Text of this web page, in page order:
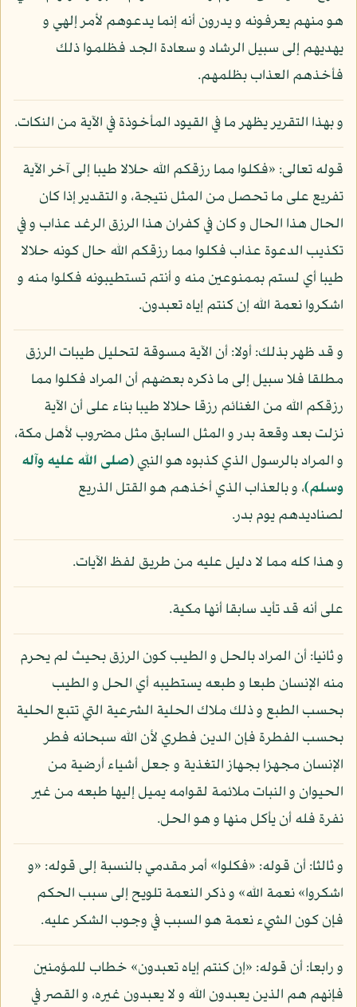
هو منهم يعرفونه و يدرون أنه إنما يدعوهم لأمر إلهي و
يهديهم إلى سبيل الرشاد و سعادة الجد فظلموا ذلك
فأخذهم العذاب بظلمهم.
و بهذا التقرير يظهر ما في القيود المأخوذة في الآية من النكات.
قوله تعالى: «فكلوا مما رزقكم الله حلالا طيبا إلى آخر الآية
تفريع على ما تحصل من المثل نتيجة، و التقدير إذا كان
الحال هذا الحال و كان في كفران هذا الرزق الرغد عذاب و في
تكذيب الدعوة عذاب فكلوا مما رزقكم الله حال كونه حلالا
طيبا أي لستم بممنوعين منه و أنتم تستطيبونه فكلوا منه و
اشكروا نعمة الله إن كنتم إياه تعبدون.
و قد ظهر بذلك: أولا: أن الآية مسوقة لتحليل طيبات الرزق
مطلقا فلا سبيل إلى ما ذكره بعضهم أن المراد فكلوا مما
رزقكم الله من الغنائم رزقا حلالا طيبا بناء على أن الآية
نزلت بعد وقعة بدر و المثل السابق مثل مضروب لأهل مكة،
و المراد بالرسول الذي كذبوه هو النبي(صلى الله عليه وآله
وسلم)، و بالعذاب الذي أخذهم هو القتل الذريع
لصناديدهم يوم بدر.
و هذا كله مما لا دليل عليه من طريق لفظ الآيات.
على أنه قد تأيد سابقا أنها مكية.
و ثانيا: أن المراد بالحل و الطيب كون الرزق بحيث لم يحرم
منه الإنسان طبعا و طبعه يستطيبه أي الحل و الطيب
بحسب الطبع و ذلك ملاك الحلية الشرعية التي تتبع الحلية
بحسب الفطرة فإن الدين فطري لأن الله سبحانه فطر
الإنسان مجهزا بجهاز التغذية و جعل أشياء أرضية من
الحيوان و النبات ملائمة لقوامه يميل إليها طبعه من غير
نفرة فله أن يأكل منها و هو الحل.
و ثالثا: أن قوله: «فكلوا» أمر مقدمي بالنسبة إلى قوله: «و
اشكروا» نعمة الله» و ذكر النعمة تلويح إلى سبب الحكم
فإن كون الشيء نعمة هو السبب في وجوب الشكر عليه.
و رابعا: أن قوله: «إن كنتم إياه تعبدون» خطاب للمؤمنين
فإنهم هم الذين يعبدون الله و لا يعبدون غيره، و القصر في